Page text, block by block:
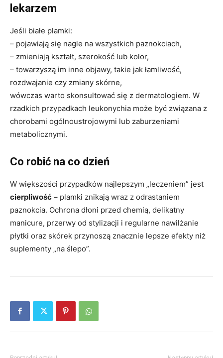
lekarzem
Jeśli białe plamki:
– pojawiają się nagle na wszystkich paznokciach,
– zmieniają kształt, szerokość lub kolor,
– towarzyszą im inne objawy, takie jak łamliwość,
rozdwajanie czy zmiany skórne,
wówczas warto skonsultować się z dermatologiem. W
rzadkich przypadkach leukonychia może być związana z
chorobami ogólnoustrojowymi lub zaburzeniami
metabolicznymi.
Co robić na co dzień
W większości przypadków najlepszym „leczeniem” jest
cierpliwość – plamki znikają wraz z odrastaniem
paznokcia. Ochrona dłoni przed chemią, delikatny
manicure, przerwy od stylizacji i regularne nawilżanie
płytki oraz skórek przynoszą znacznie lepsze efekty niż
suplementy „na ślepo”.